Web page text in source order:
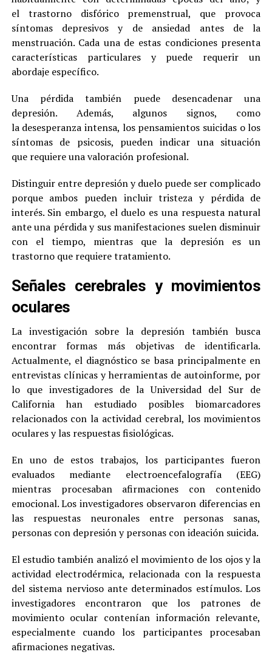
el trastorno disfórico premenstrual, que provoca
síntomas depresivos y de ansiedad antes de la
menstruación. Cada una de estas condiciones presenta
características particulares y puede requerir un
abordaje específico.
Una pérdida también puede desencadenar una
depresión. Además, algunos signos, como
la desesperanza intensa, los pensamientos suicidas o los
síntomas de psicosis, pueden indicar una situación
que requiere una valoración profesional.
Distinguir entre depresión y duelo puede ser complicado
porque ambos pueden incluir tristeza y pérdida de
interés. Sin embargo, el duelo es una respuesta natural
ante una pérdida y sus manifestaciones suelen disminuir
con el tiempo, mientras que la depresión es un
trastorno que requiere tratamiento.
Señales cerebrales y movimientos
oculares
La investigación sobre la depresión también busca
encontrar formas más objetivas de identificarla.
Actualmente, el diagnóstico se basa principalmente en
entrevistas clínicas y herramientas de autoinforme, por
lo que investigadores de la Universidad del Sur de
California han estudiado posibles biomarcadores
relacionados con la actividad cerebral, los movimientos
oculares y las respuestas fisiológicas.
En uno de estos trabajos, los participantes fueron
evaluados mediante electroencefalografía (EEG)
mientras procesaban afirmaciones con contenido
emocional. Los investigadores observaron diferencias en
las respuestas neuronales entre personas sanas,
personas con depresión y personas con ideación suicida.
El estudio también analizó el movimiento de los ojos y la
actividad electrodérmica, relacionada con la respuesta
del sistema nervioso ante determinados estímulos. Los
investigadores encontraron que los patrones de
movimiento ocular contenían información relevante,
especialmente cuando los participantes procesaban
afirmaciones negativas.